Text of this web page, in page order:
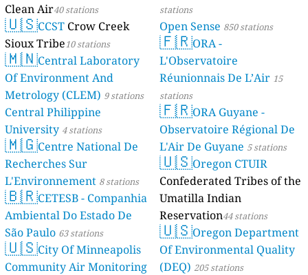
Clean Air40 stations
🇺🇸CCST Crow Creek
Sioux Tribe 10 stations
🇲🇳Central Laboratory
Of Environment And
Metrology (CLEM) 9 stations
Central Philippine
University 4 stations
🇲🇬Centre National De
Recherches Sur
L'Environnement 8 stations
🇧🇷CETESB - Companhia
Ambiental Do Estado De
São Paulo 63 stations
🇺🇸City Of Minneapolis
Community Air Monitoring
stations
Open Sense 850 stations
🇫🇷ORA -
L'Observatoire
Réunionnais De L’Air 15
stations
🇫🇷ORA Guyane -
Observatoire Régional De
L'Air De Guyane 5 stations
🇺🇸Oregon CTUIR
Confederated Tribes of the
Umatilla Indian
Reservation44 stations
🇺🇸Oregon Department
Of Environmental Quality
(DEQ) 205 stations